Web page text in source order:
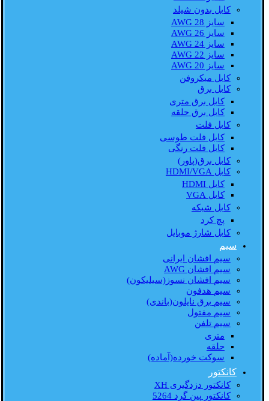
کابل بدون شیلد
سایز AWG 28
سایز AWG 26
سایز AWG 24
سایز AWG 22
سایز AWG 20
کابل میکروفن
کابل برق
کابل برق متری
کابل برق حلقه
کابل فلت
کابل فلت طوسی
کابل فلت رنگی
کابل برق(پاور)
کابل HDMI/VGA
کابل HDMI
کابل VGA
کابل شبکه
پچ کرد
کابل شارژ موبایل
سیم
سیم افشان ایرانی
سیم افشان AWG
سیم افشان نسوز(سیلیکون)
سیم هدفون
سیم برق نایلون(باندی)
سیم مفتول
سیم تلفن
متری
حلقه
سوکت خورده(آماده)
کانکتور
کانکتور دزدگیری XH
کانکتور پین گرد 5264